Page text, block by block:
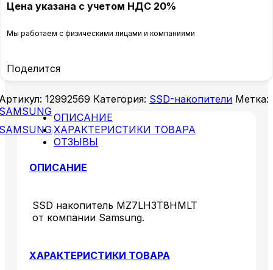
Цена указана с учетом НДС 20%
Мы работаем с физическими лицами и компаниями
Поделится
12992569 Категория: SSD-накопители Метка:
ОПИСАНИЕ
ХАРАКТЕРИСТИКИ ТОВАРА
ОТЗЫВЫ
ОПИСАНИЕ
SSD накопитель MZ7LH3T8HMLT
от компании Samsung.
ХАРАКТЕРИСТИКИ ТОВАРА